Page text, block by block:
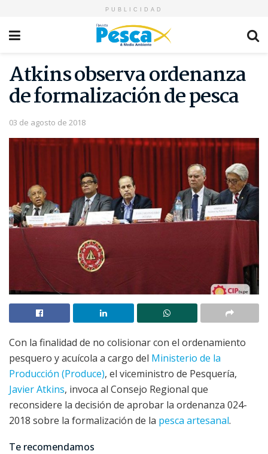
PUBLICIDAD
Atkins observa ordenanza
de formalización de pesca
03 de agosto de 2018
Con la finalidad de no colisionar con el ordenamiento
pesquero y acuícola a cargo del Ministerio de la
Producción (Produce), el viceministro de Pesquería,
Javier Atkins, invoca al Consejo Regional que
reconsidere la decisión de aprobar la ordenanza 024-
2018 sobre la formalización de la pesca artesanal.
Te recomendamos